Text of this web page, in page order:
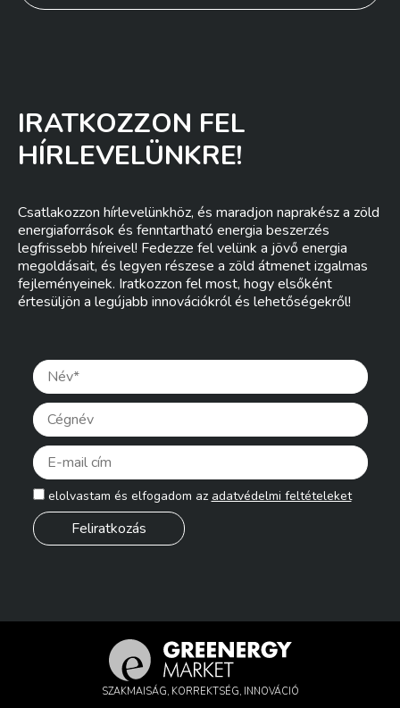
IRATKOZZON FEL
HÍRLEVELÜNKRE!
Csatlakozzon hírlevelünkhöz, és maradjon naprakész a zöld
energiaforrások és fenntartható energia beszerzés
legfrissebb híreivel! Fedezze fel velünk a jövő energia
megoldásait, és legyen részese a zöld átmenet izgalmas
fejleményeinek. Iratkozzon fel most, hogy elsőként
értesüljön a legújabb innovációkról és lehetőségekről!
elolvastam és elfogadom az adatvédelmi feltételeket
SZAKMAISÁG, KORREKTSÉG, INNOVÁCIÓ